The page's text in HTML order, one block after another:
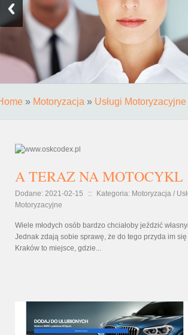
» Motoryzacja » Usługi Motoryzacyjne
A TERAZ NA MOTOCYKL
Dodane: 2021-02-15 ::
Kategoria: Motoryzacja /
Motoryzacyjne
Wiele młodych osób bardzo chciałoby jeździć
Jednak zdają sobie sprawę, że do tego przyda im
Kraków to miejsce, gdzie...